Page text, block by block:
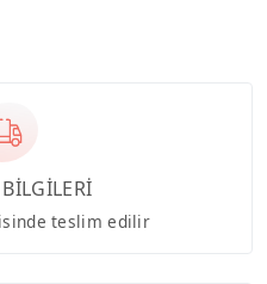
teslim edilir